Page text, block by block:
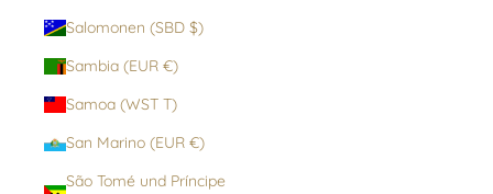
Salomonen (SBD $)
Sambia (EUR €)
Samoa (WST T)
San Marino (EUR €)
São Tomé und Príncipe